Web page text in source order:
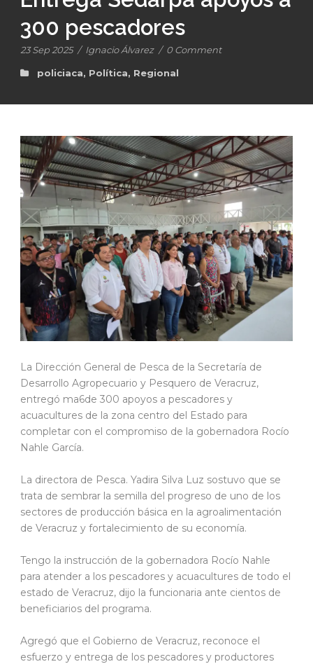
300 pescadores
23 Sep 2025 / Ignacio Álvarez / 0 Comment
policiaca, Política, Regional
La Dirección General de Pesca de la Secretaría de
Desarrollo Agropecuario y Pesquero de Veracruz,
entregó ma6de 300 apoyos a pescadores y
acuacultures de la zona centro del Estado para
completar con el compromiso de la gobernadora Rocío
Nahle García.
La directora de Pesca. Yadira Silva Luz sostuvo que se
trata de sembrar la semilla del progreso de uno de los
sectores de producción básica en la agroalimentación
de Veracruz y fortalecimiento de su economía.
Tengo la instrucción de la gobernadora Rocío Nahle
para atender a los pescadores y acuacultures de todo el
estado de Veracruz, dijo la funcionaria ante cientos de
beneficiarios del programa.
Agregó que el Gobierno de Veracruz, reconoce el
esfuerzo y entrega de los pescadores y productores